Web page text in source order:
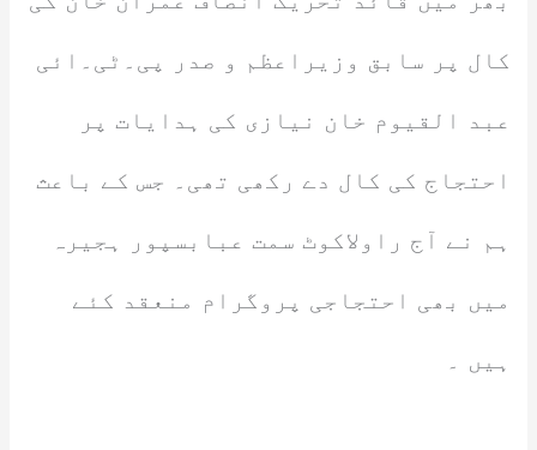
کال پر سابق وزیراعظم و صدر پی۔ٹی۔ائی
عبد القیوم خان نیازی کی ہدایات پر
احتجاج کی کال دے رکھی تھی۔ جس کے باعث
ہم نے آج راولاکوٹ سمت عبابسپور ہجیرہ
میں بھی احتجاجی پروگرام منعقد کئے
ہیں ۔